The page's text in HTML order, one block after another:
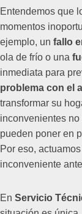
Entendemos que
momentos
ejemplo, un fallo
ola de frío o una
inmediata para
problema con el
transformar su
inconvenientes
pueden poner en
Por eso,
inconveniente
En Servicio